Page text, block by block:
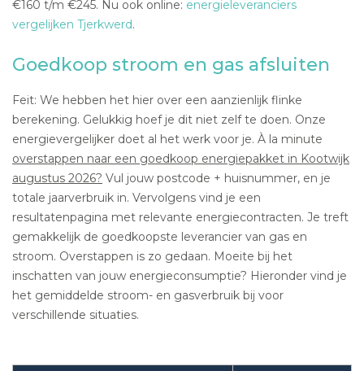
€160 t/m €245. Nu ook online: energieleveranciers
vergelijken Tjerkwerd.
Goedkoop stroom en gas afsluiten
Feit: We hebben het hier over een aanzienlijk flinke
berekening. Gelukkig hoef je dit niet zelf te doen. Onze
energievergelijker doet al het werk voor je. À la minute
overstappen naar een goedkoop energiepakket in Kootwijk
augustus 2026? Vul jouw postcode + huisnummer, en je
totale jaarverbruik in. Vervolgens vind je een
resultatenpagina met relevante energiecontracten. Je treft
gemakkelijk de goedkoopste leverancier van gas en
stroom. Overstappen is zo gedaan. Moeite bij het
inschatten van jouw energieconsumptie? Hieronder vind je
het gemiddelde stroom- en gasverbruik bij voor
verschillende situaties.